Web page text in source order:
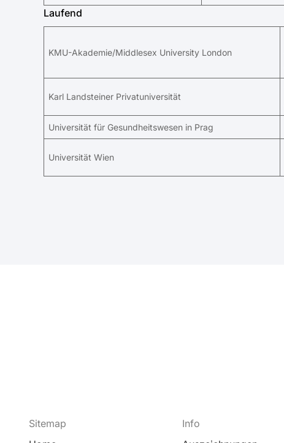
Laufend
KMU-Akademie/Middlesex University London
Karl Landsteiner Privatuniversität
Universität für Gesundheitswesen in Prag
Universität Wien
Sitemap
Info